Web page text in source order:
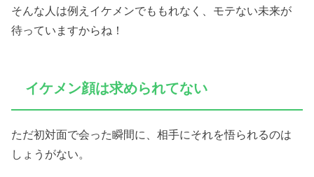
そんな人は例えイケメンでももれなく、モテない未来が
待っていますからね！
イケメン顔は求められてない
ただ初対面で会った瞬間に、相手にそれを悟られるのは
しょうがない。